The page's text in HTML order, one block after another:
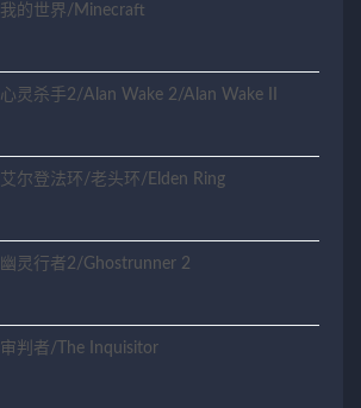
我的世界/Minecraft
心灵杀手2/Alan Wake 2/Alan Wake II
艾尔登法环/老头环/Elden Ring
幽灵行者2/Ghostrunner 2
审判者/The Inquisitor